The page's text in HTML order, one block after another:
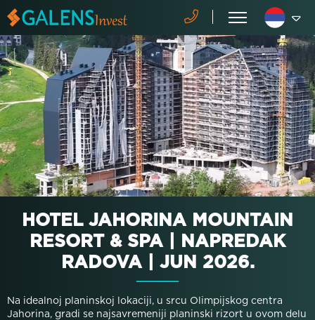
HOTEL JAHORINA MOUNTAIN
RESORT & SPA | NAPREDAK
RADOVA | JUN 2026.
Na idealnoj planinskoj lokaciji, u srcu Olimpijskog centra
Jahorina, gradi se najsavremeniji planinski rizort u ovom delu